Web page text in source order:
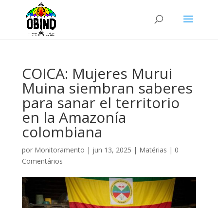
COICA: Mujeres Murui
Muina siembran saberes
para sanar el territorio
en la Amazonía
colombiana
por Monitoramento | jun 13, 2025 | Matérias | 0
Comentários